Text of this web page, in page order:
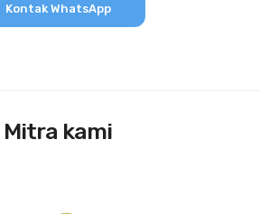
Kontak WhatsApp
Mitra kami